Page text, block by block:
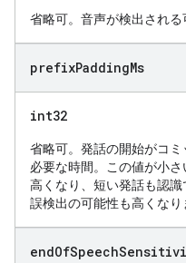
省略可。音声が検出される
prefixPaddingMs
int32
省略可。発話の開始がコ
必要な時間。この値が小
高くなり、短い発話も認識
誤検出の可能性も高くなり
endOfSpeech